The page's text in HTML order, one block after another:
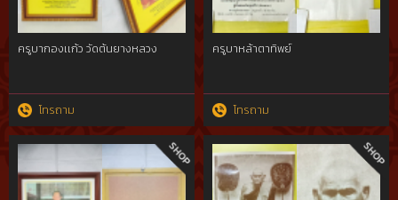
ครูบากองเเก้ว วัดต้นยางหลวง
โทรถาม
ครูบาหล้าตาทิพย์
โทรถาม